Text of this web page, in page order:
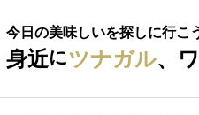
今日の美味しいを探しに行こ
身近にツナガル、